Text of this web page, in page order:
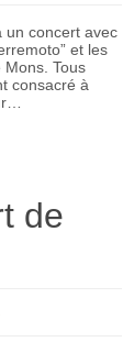
un concert avec
et les
Mons. Tous
consacré à
de